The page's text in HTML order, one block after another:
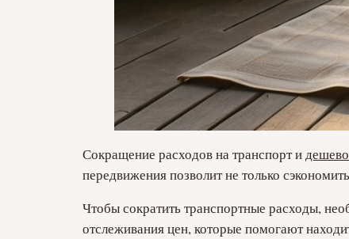
Сокращение расходов на транспорт и
передвижения позволит не только
Чтобы сократить транспортные расходы,
отслеживания цен, которые помогают